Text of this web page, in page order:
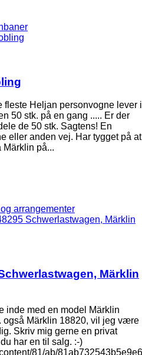
fleste Heljan personvogne lever i
50 stk. på en gang ..... Er der
de 50 stk. Sagtens! En
eller anden vej. Har tygget på at
Märklin på...
arrangementer
Schwerlastwagen, Märklin
Märklin
inde med en model Märklin
også Märklin 18820, vil jeg være
Skriv mig gerne en privat
har en til salg. :-)
81/ab/